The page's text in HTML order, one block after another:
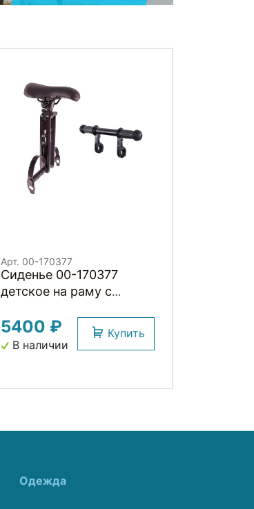
Арт. 00-170377
Сиденье 00-170377
детское на раму с
поручнем на руль 22,2-
31,6мм до 15кг черное
5400 ₽
В наличии
Купить
Одежда